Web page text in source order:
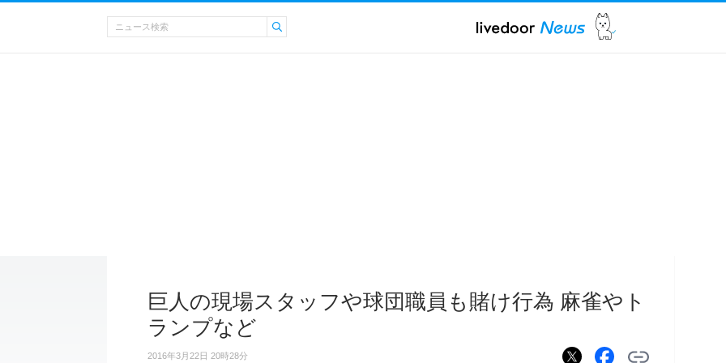
巨人の現場スタッフや球団職員も賭け行為 麻雀やト
ランプなど
2016年3月22日 20時28分